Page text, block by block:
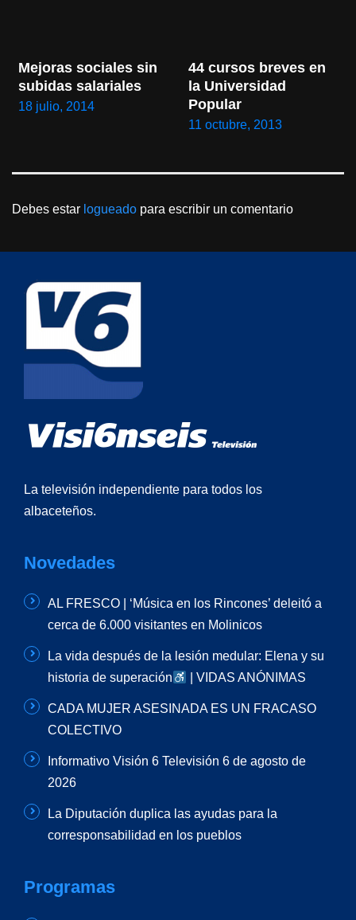
Mejoras sociales sin
subidas salariales
18 julio, 2014
44 cursos breves en
la Universidad
Popular
11 octubre, 2013
Debes estar logueado para escribir un comentario
La televisión independiente para todos los
albaceteños.
Novedades
AL FRESCO | ‘Música en los Rincones’ deleitó a
cerca de 6.000 visitantes en Molinicos
La vida después de la lesión medular: Elena y su
historia de superación
| VIDAS ANÓNIMAS
CADA MUJER ASESINADA ES UN FRACASO
COLECTIVO
Informativo Visión 6 Televisión 6 de agosto de
2026
La Diputación duplica las ayudas para la
corresponsabilidad en los pueblos
Programas